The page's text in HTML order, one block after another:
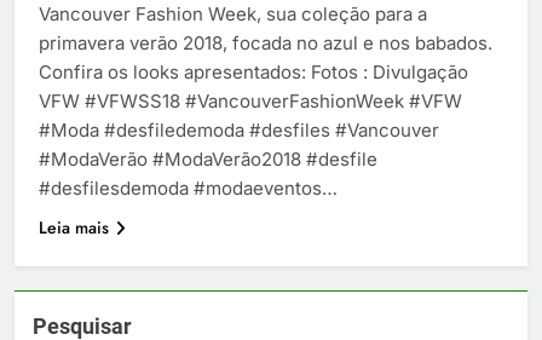
Vancouver Fashion Week, sua coleção para a
primavera verão 2018, focada no azul e nos babados.
Confira os looks apresentados: Fotos : Divulgação
VFW #VFWSS18 #VancouverFashionWeek #VFW
#Moda #desfiledemoda #desfiles #Vancouver
#ModaVerão #ModaVerão2018 #desfile
#desfilesdemoda #modaeventos…
Leia mais
Pesquisar